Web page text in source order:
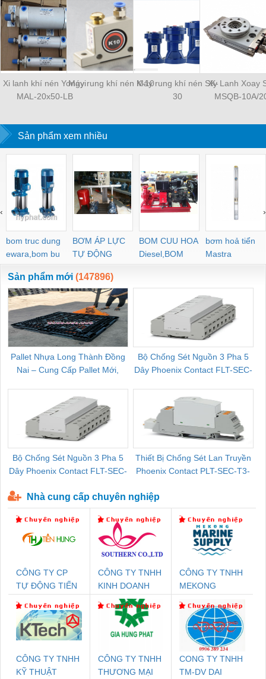
Xi lanh khí nén Yongyi
MAL-20x50-LB
Máy rung khí nén K-10Máy rung khí nén SK-
30
Xy Lanh Xoay
MSQB-10A/
Sản phẩm xem nhiều
bom truc dung
ewara,bom bu
ewara
BƠM ÁP LỰC
TỰ ĐỘNG
BOM CUU HOA
Diesel,BOM
CHUA CHAY
bơm hoả tiển
Mastra
‹ ›
Sản phẩm mới (147896)
Pallet Nhựa Long Thành Đồng
Nai – Cung Cấp Pallet Mới,
Bộ Chống Sét Nguồn 3 Pha 5
Dây Phoenix Contact FLT-SEC-
Bộ Chống Sét Nguồn 3 Pha 5
Dây Phoenix Contact FLT-SEC-
Thiết Bị Chống Sét Lan Truyền
Phoenix Contact PLT-SEC-T3-
Nhà cung cấp chuyên nghiệp
CÔNG TY CP
TỰ ĐỘNG TIẾN
CÔNG TY TNHH
KINH DOANH
DỊCH VỤ XNK
PHƯƠNG NAM
CÔNG TY TNHH
MEKONG
SUPPLY
CÔNG TY TNHH
KỸ THUẬT
CÔNG TY TNHH
THƯƠNG MẠI
CONG TY TNHH
TM-DV DAI